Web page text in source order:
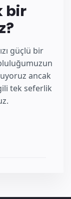
bir
güçlü bir
ancak
tek seferlik